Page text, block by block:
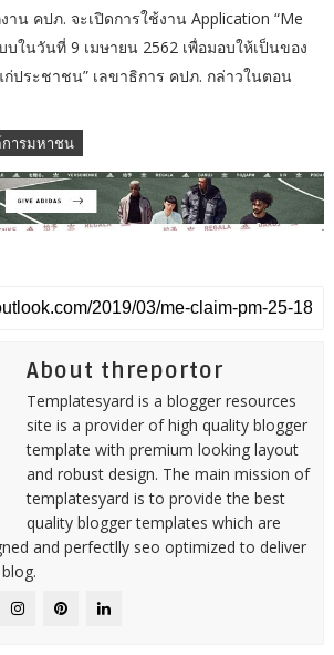
าน คปภ. จะเปิดการใช้งาน Application “Me
บในวันที่ 9 เมษายน 2562 เพื่อมอบให้เป็นของ
ประชาชน” เลขาธิการ คปภ. กล่าวในตอน
การมหาชน
About threportor
Templatesyard is a blogger resources
site is a provider of high quality blogger
template with premium looking layout
and robust design. The main mission of
templatesyard is to provide the best
quality blogger templates which are
and perfectlly seo optimized to deliver